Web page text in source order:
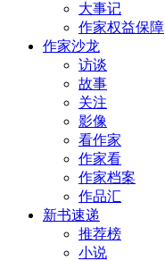
大事记
作家权益保障
作家沙龙
访谈
故事
关注
影像
看作家
作家看
作家档案
作品汇
新书速递
推荐榜
小说